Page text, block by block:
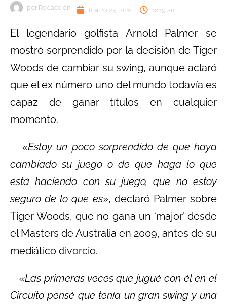
por Redaccion marzo 25, 2011 12:19 am
El legendario golfista Arnold Palmer se
mostró sorprendido por la decisión de Tiger
Woods de cambiar su swing, aunque aclaró
que el ex número uno del mundo todavía es
capaz de ganar títulos en cualquier
momento.
«Estoy un poco sorprendido de que haya
cambiado su juego o de que haga lo que
está haciendo con su juego, que no estoy
seguro de lo que es», declaró Palmer sobre
Tiger Woods, que no gana un ‘major’ desde
el Masters de Australia en 2009, antes de su
mediático divorcio.
«Las primeras veces que jugué con él en el
Circuito pensé que tenía un gran swing y una